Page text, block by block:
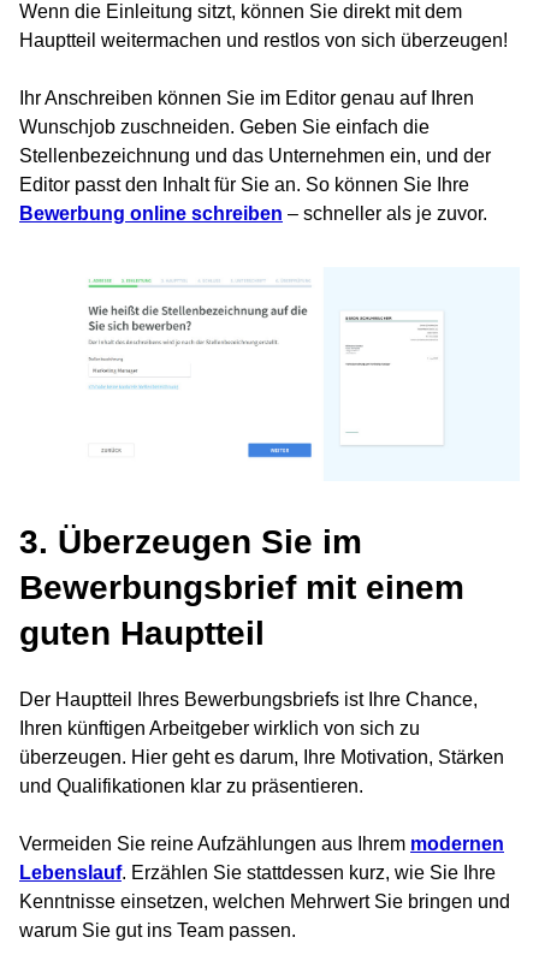
Wenn die Einleitung sitzt, können Sie direkt mit dem
Hauptteil weitermachen und restlos von sich überzeugen!
Ihr Anschreiben können Sie im Editor genau auf Ihren
Wunschjob zuschneiden. Geben Sie einfach die
Stellenbezeichnung und das Unternehmen ein, und der
Editor passt den Inhalt für Sie an. So können Sie Ihre
Bewerbung online schreiben – schneller als je zuvor.
3. Überzeugen Sie im
Bewerbungsbrief mit einem
guten Hauptteil
Der Hauptteil Ihres Bewerbungsbriefs ist Ihre Chance,
Ihren künftigen Arbeitgeber wirklich von sich zu
überzeugen. Hier geht es darum, Ihre Motivation, Stärken
und Qualifikationen klar zu präsentieren.
Vermeiden Sie reine Aufzählungen aus Ihrem modernen
Lebenslauf. Erzählen Sie stattdessen kurz, wie Sie Ihre
Kenntnisse einsetzen, welchen Mehrwert Sie bringen und
warum Sie gut ins Team passen.